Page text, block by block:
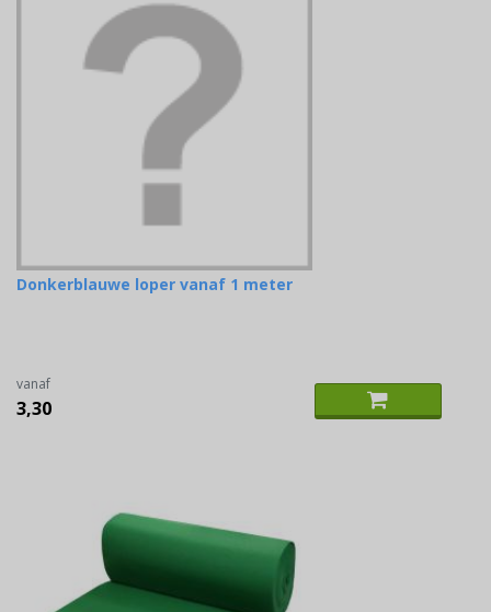
Donkerblauwe loper vanaf 1 meter
vanaf
3,30